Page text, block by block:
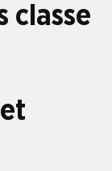
classe